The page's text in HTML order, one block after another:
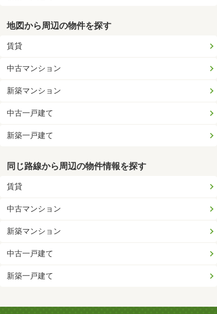
地図から周辺の物件を探す
賃貸
中古マンション
新築マンション
中古一戸建て
新築一戸建て
同じ路線から周辺の物件情報を探す
賃貸
中古マンション
新築マンション
中古一戸建て
新築一戸建て